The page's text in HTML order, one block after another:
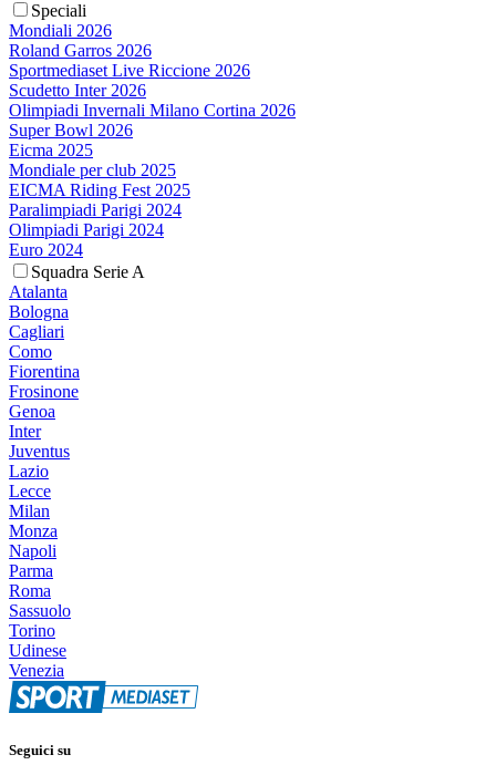
Speciali
Mondiali 2026
Roland Garros 2026
Sportmediaset Live Riccione 2026
Scudetto Inter 2026
Olimpiadi Invernali Milano Cortina 2026
Super Bowl 2026
Eicma 2025
Mondiale per club 2025
EICMA Riding Fest 2025
Paralimpiadi Parigi 2024
Olimpiadi Parigi 2024
Euro 2024
Squadra Serie A
Atalanta
Bologna
Cagliari
Como
Fiorentina
Frosinone
Genoa
Inter
Juventus
Lazio
Lecce
Milan
Monza
Napoli
Parma
Roma
Sassuolo
Torino
Udinese
Venezia
Seguici su